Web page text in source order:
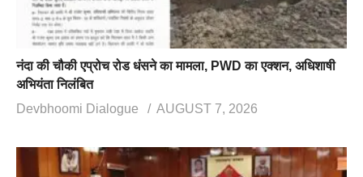
नंदा की चौकी एप्रोच रोड धंसने का मामला, PWD का एक्शन, अधिशाषी
अभियंता निलंबित
Devbhoomi Dialogue
AUGUST 7, 2026